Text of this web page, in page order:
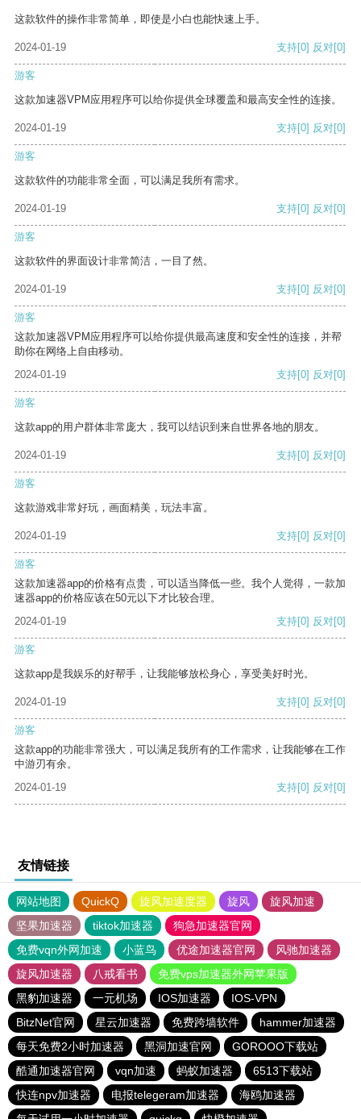
这款软件的操作非常简单，即使是小白也能快速上手。
2024-01-19 支持[0] 反对[0]
游客
这款加速器VPM应用程序可以给你提供全球覆盖和最高安全性的连接。
2024-01-19 支持[0] 反对[0]
游客
这款软件的功能非常全面，可以满足我所有需求。
2024-01-19 支持[0] 反对[0]
游客
这款软件的界面设计非常简洁，一目了然。
2024-01-19 支持[0] 反对[0]
游客
这款加速器VPM应用程序可以给你提供最高速度和安全性的连接，并帮
助你在网络上自由移动。
2024-01-19
支持[0] 反对[0]
游客
这款app的用户群体非常庞大，我可以结识到来自世界各地的朋友。
2024-01-19 支持[0] 反对[0]
游客
这款游戏非常好玩，画面精美，玩法丰富。
2024-01-19 支持[0] 反对[0]
游客
这款加速器app的价格有点贵，可以适当降低一些。我个人觉得，一款加
速器app的价格应该在50元以下才比较合理。
2024-01-19
支持[0] 反对[0]
游客
这款app是我娱乐的好帮手，让我能够放松身心，享受美好时光。
2024-01-19 支持[0] 反对[0]
游客
这款app的功能非常强大，可以满足我所有的工作需求，让我能够在工作
中游刃有余。
2024-01-19
支持[0] 反对[0]
友情链接
网站地图 QuickQ 旋风加速度器 旋风
旋风加速
坚果加速器
tiktok加速器
狗急加速器官网
免费vqn外网加速
小蓝鸟 优途加速器官网
风驰加速器
旋风加速器
八戒看书
免费vps加速器外网苹果版
黑豹加速器
一元机场 IOS加速器
IOS-VPN
BitzNet官网
星云加速器 免费跨墙软件
hammer加速器
每天免费2小时加速器
黑洞加速官网
GOROOO下载站
酷通加速器官网
vqn加速 蚂蚁加速器
6513下载站
快连npv加速器
电报telegeram加速器
海鸥加速器